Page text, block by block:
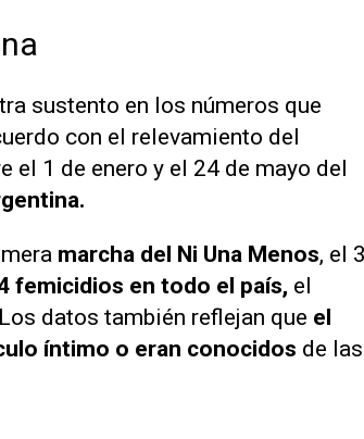
sustento en los números que
con el relevamiento del
el 1 de enero y el 24 de mayo del
marcha del Ni Una Menos, el 3
femicidios en todo el país, el
datos también reflejan que el
íntimo o eran conocidos de las